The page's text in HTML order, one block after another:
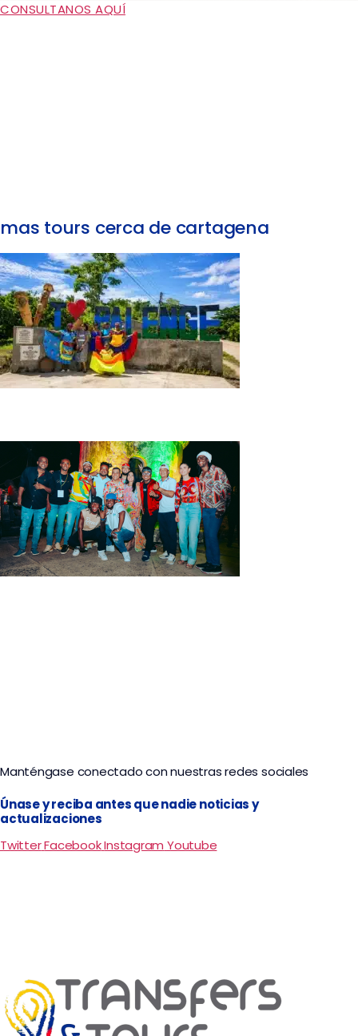
CONSULTANOS AQUÍ
mas tours cerca de cartagena
Manténgase conectado con nuestras redes sociales
Únase y reciba antes que nadie noticias y
actualizaciones
TwitterFacebookInstagram Youtube